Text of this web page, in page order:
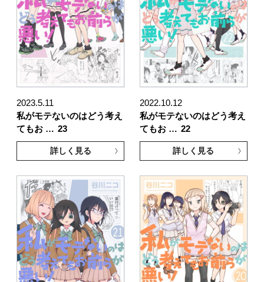
2023.5.11
私がモテないのはどう考え
てもお … 23
詳しく見る
2022.10.12
私がモテないのはどう考え
てもお … 22
詳しく見る